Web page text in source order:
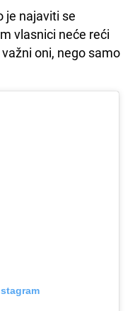
je najaviti se
vlasnici neće reći
oni, nego samo